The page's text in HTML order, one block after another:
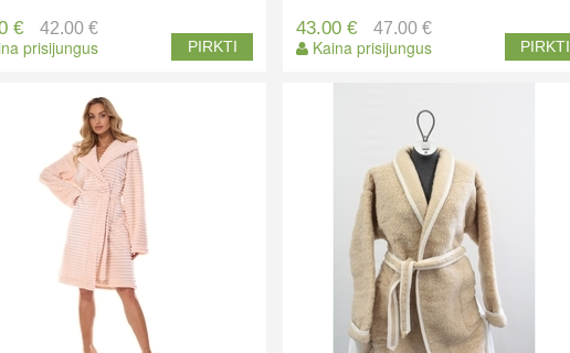
€
prisijungus
42.00 €
PIRKTI
43.00 €
Kaina prisijungus
47.00 €
PIRKTI